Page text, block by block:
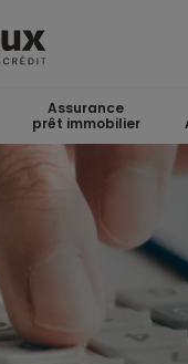
Assurance
prêt immobilier